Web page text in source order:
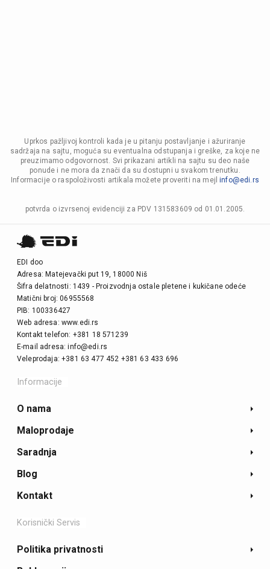
Uprkos pažljivoj kontroli kada je u pitanju postavljanje i ažuriranje
sadržaja na sajtu, moguća su eventualna odstupanja i greške, za koje ne
preuzimamo odgovornost. Svi prikazani artikli na sajtu su deo naše
ponude i ne mora da znači da su dostupni u svakom trenutku.
Informacije o raspoloživosti artikala možete proveriti na mejlinfo@edi.rs
potvrda o izvrsenoj evidenciji za PDV 131583609 od 01.01.2005.
EDI doo
Adresa: Matejevački put 19, 18000 Niš
Šifra delatnosti: 1439 - Proizvodnja ostale pletene i kukičane odeće
Matični broj: 06955568
PIB: 100336427
Web adresa: www.edi.rs
Kontakt telefon: +381 18 571239
E-mail adresa: info@edi.rs
Veleprodaja: +381 63 477 452 +381 63 433 696
Informacije
O nama
Maloprodaje
Saradnja
Blog
Kontakt
Korisnički Servis
Politika privatnosti